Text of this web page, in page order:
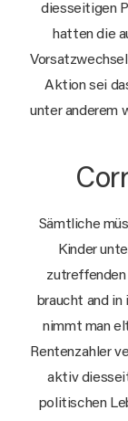
diesseitigen
hatten die
Aktion sei
unter anderem
Sämtliche
Kinder
zutreffenden
braucht and in
nimmt man
Rentenzahler
aktiv
politischen